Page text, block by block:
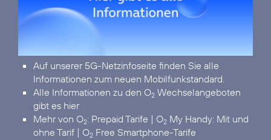
Auf unserer 5G-Netzinfoseite finden Sie alle
Informationen zum neuen Mobilfunkstandard.
Alle Informationen zu den O2 Wechselangeboten
gibt es hier
Mehr von O2: Prepaid Tarife | O2 My Handy: Mit und
ohne Tarif | O2 Free Smartphone-Tarife